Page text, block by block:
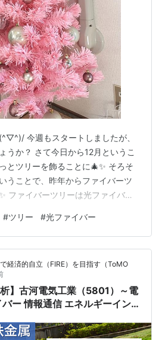
今週もスタートしましたが、
うか？ さて今日から12月というこ
とツリーを飾ることに🎄✨ そろそ
うことで、昨年からファイバーツ
ファイバーツリーは光ファイバー
な感じです✨ 葉先1本いっぽんまで
ネーションが楽しめます✨ ちなみ
typeCなので、モバイルバッテリ
組立も簡単で熱くないので、けっ
ランキング参加中はてブロ みんな
#ツリー #光ファイバー
経済的自立（FIRE）を目指す（ToMO
析】古河電気工業（5801）～電
ー 情報通信 エネルギーイン